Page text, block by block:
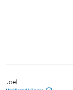
Joel